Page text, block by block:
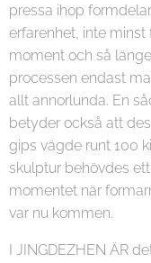
pressa ihop
erfarenhet, inte
moment och så
processen endast
allt annorlunda. En
betyder också att
gips vägde runt 100
skulptur behövdes
momentet när
var nu kommen.
I JINGDEZHEN ÄR